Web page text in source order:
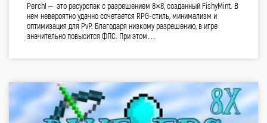
Perch! – это ресурспак с разрешением 8×8, созданный FishyMint. В
нем невероятно удачно сочетается RPG-стиль, минимализм и
оптимизация для PvP. Благодаря низкому разрешению, в игре
значительно повысится ФПС. При этом…